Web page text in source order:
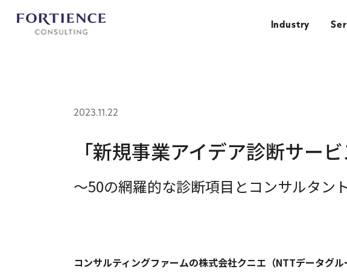
Industry
「新規事業アイデア診断サー
～50の網羅的な診断項目とコンサルタン
2023.11.22
コンサルティングファームの株式会社クニエ（NTTデータグ